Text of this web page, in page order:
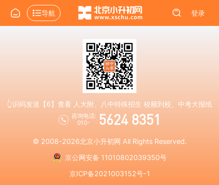
导航 登录
👆识码发送【6】查看 人大附、八中特殊招生 校额到校、中考大报纸
咨询电话:
010-
5624 8351
© 2008-2026北京小升初网 All Rights Reserved.
京公网安备 11010802039350号
京ICP备2021003152号-1